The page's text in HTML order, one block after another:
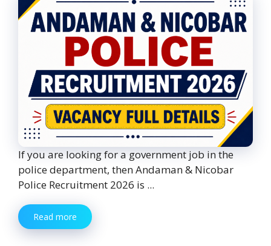
If you are looking for a government job in the
police department, then Andaman & Nicobar
Police Recruitment 2026 is ...
Read more